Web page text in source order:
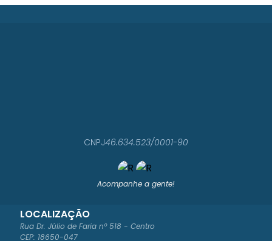
Acompanhe a gente!
LOCALIZAÇÃO
Rua Dr. Júlio de Faria nº 518 - Centro
CEP: 18650-047
CNPJ46.634.523/0001-90